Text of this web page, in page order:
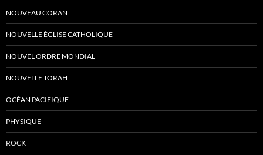
NOUVEAU CORAN
NOUVELLE ÉGLISE CATHOLIQUE
NOUVEL ORDRE MONDIAL
NOUVELLE TORAH
OCÉAN PACIFIQUE
PHYSIQUE
ROCK